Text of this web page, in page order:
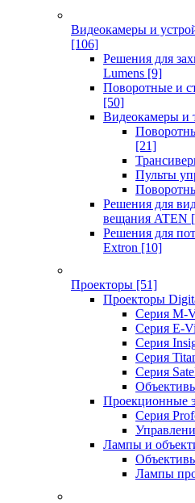
Видеокамеры и
[106]
Решения для
Lumens [9]
Поворотные и
[50]
Видеокамеры и
[21]
Пульты
Решения для
вещания ATEN
Решения для
Extron [10]
Проекторы [51]
Проекторы
Серия M-
Серия E-
Серия
Серия
Серия
Проекционные
Серия
Лампы и
Лампы